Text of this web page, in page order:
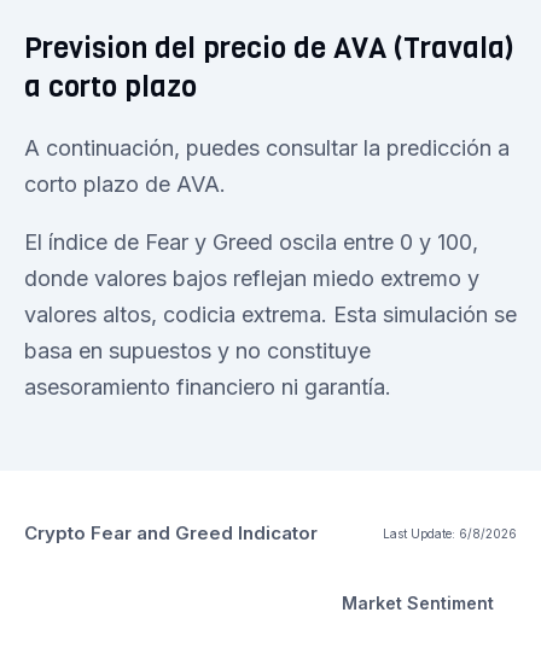
Prevision del precio de AVA (Travala)
a corto plazo
A continuación, puedes consultar la predicción a
corto plazo de AVA.
El índice de Fear y Greed oscila entre 0 y 100,
donde valores bajos reflejan miedo extremo y
valores altos, codicia extrema. Esta simulación se
basa en supuestos y no constituye
asesoramiento financiero ni garantía.
Crypto Fear and Greed Indicator Last Update: 6/8/2026
Market Sentiment